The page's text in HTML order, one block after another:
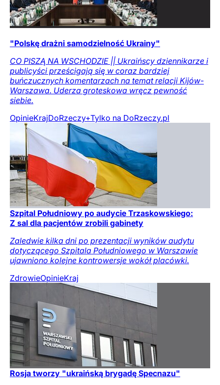
"Polskę drażni samodzielność Ukrainy"
CO PISZĄ NA WSCHODZIE || Ukraińscy dziennikarze i
publicyści prześcigają się w coraz bardziej
buńczucznych komentarzach na temat relacji Kijów-
Warszawa. Uderza groteskowa wręcz pewność
siebie.
OpinieKrajDoRzeczy+Tylko na DoRzeczy.pl
Szpital Południowy po audycie Trzaskowskiego:
Z sal dla pacjentów zrobili gabinety
Zaledwie kilka dni po prezentacji wyników audytu
dotyczącego Szpitala Południowego w Warszawie
ujawniono kolejne kontrowersje wokół placówki.
ZdrowieOpinieKraj
Rosja tworzy "ukraińską brygadę Specnazu"